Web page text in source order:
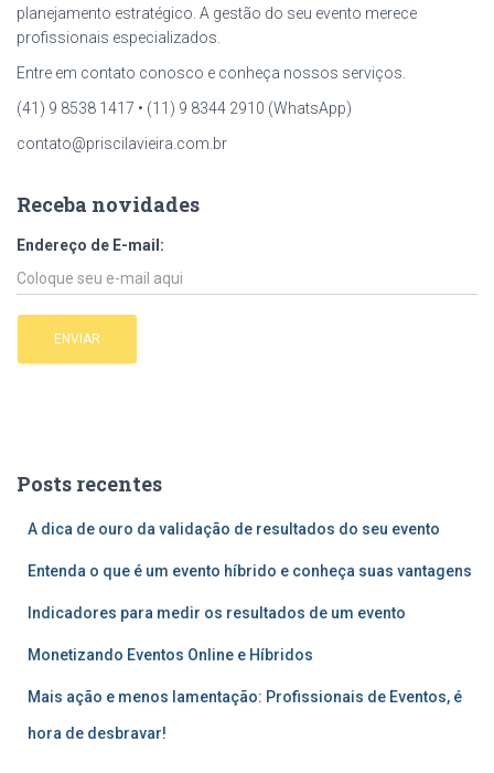
planejamento estratégico. A gestão do seu evento merece
profissionais especializados.
Entre em contato conosco e conheça nossos serviços.
(41) 9 8538 1417 • (11) 9 8344 2910 (WhatsApp)
contato@priscilavieira.com.br
Receba novidades
Endereço de E-mail:
Posts recentes
A dica de ouro da validação de resultados do seu evento
Entenda o que é um evento híbrido e conheça suas vantagens
Indicadores para medir os resultados de um evento
Monetizando Eventos Online e Híbridos
Mais ação e menos lamentação: Profissionais de Eventos, é
hora de desbravar!